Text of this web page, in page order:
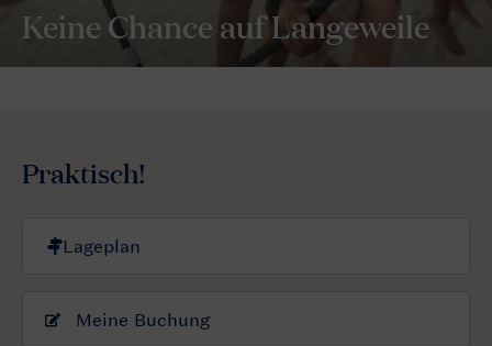
Keine Chance auf Langeweile
Praktisch!
Meine Buchung